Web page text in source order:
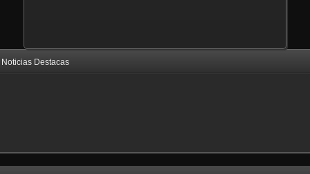
Noticias Destacas